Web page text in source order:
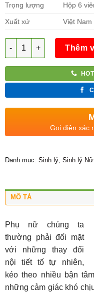
Trọng lượng Hộp 6
Xuất xứ Việt Nam
Số lượng
Thêm
Gọi điện xác
Danh mục: Sinh lý Sinh lý Nữ
MÔ TẢ
Phụ nữ chúng ta
thường phải đối mặt
với những thay đổi
nội tiết tố tự nhiên,
kéo theo nhiều bận
những cảm giác khó